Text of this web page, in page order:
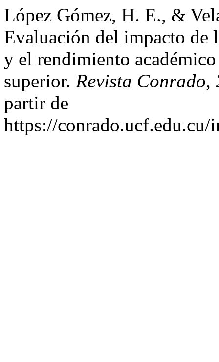
López Gómez, H. E., &
Evaluación del impacto
y el rendimiento
superior. Revista Conrado,
partir de
https://